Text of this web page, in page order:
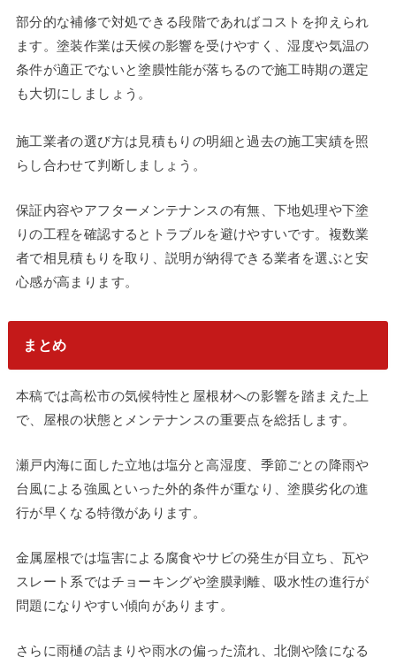
部分的な補修で対処できる段階であればコストを抑えられ
ます。塗装作業は天候の影響を受けやすく、湿度や気温の
条件が適正でないと塗膜性能が落ちるので施工時期の選定
も大切にしましょう。
施工業者の選び方は見積もりの明細と過去の施工実績を照
らし合わせて判断しましょう。
保証内容やアフターメンテナンスの有無、下地処理や下塗
りの工程を確認するとトラブルを避けやすいです。複数業
者で相見積もりを取り、説明が納得できる業者を選ぶと安
心感が高まります。
まとめ
本稿では高松市の気候特性と屋根材への影響を踏まえた上
で、屋根の状態とメンテナンスの重要点を総括します。
瀬戸内海に面した立地は塩分と高湿度、季節ごとの降雨や
台風による強風といった外的条件が重なり、塗膜劣化の進
行が早くなる特徴があります。
金属屋根では塩害による腐食やサビの発生が目立ち、瓦や
スレート系ではチョーキングや塗膜剥離、吸水性の進行が
問題になりやすい傾向があります。
さらに雨樋の詰まりや雨水の偏った流れ、北側や陰になる